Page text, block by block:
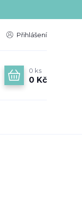
Přihlášení
0 ks
0 Kč